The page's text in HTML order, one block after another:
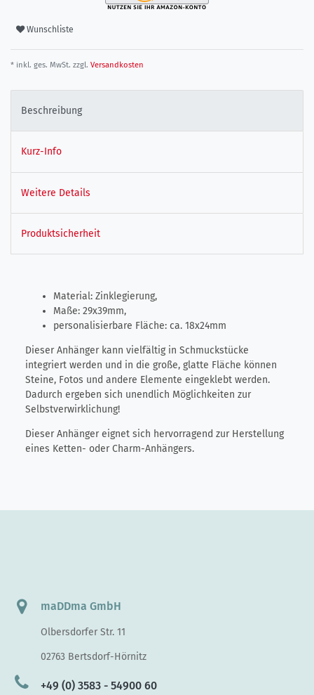
Wunschliste
* inkl. ges. MwSt. zzgl. Versandkosten
Beschreibung
Kurz-Info
Weitere Details
Produktsicherheit
Material: Zinklegierung,
Maße: 29x39mm,
personalisierbare Fläche: ca. 18x24mm
Dieser Anhänger kann vielfältig in Schmuckstücke
integriert werden und in die große, glatte Fläche können
Steine, Fotos und andere Elemente eingeklebt werden.
Dadurch ergeben sich unendlich Möglichkeiten zur
Selbstverwirklichung!
Dieser Anhänger eignet sich hervorragend zur Herstellung
eines Ketten- oder Charm-Anhängers.
maDDma GmbH
Olbersdorfer Str. 11
02763 Bertsdorf-Hörnitz
+49 (0) 3583 - 54900 60